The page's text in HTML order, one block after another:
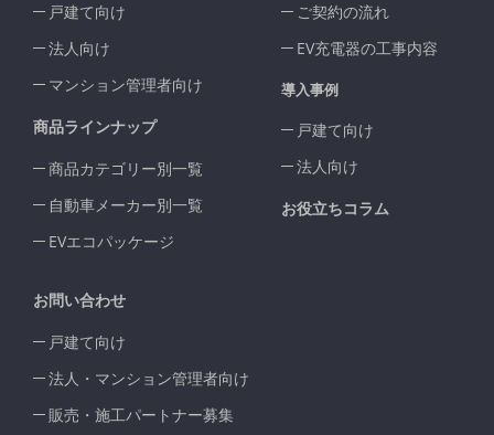
戸建て向け
法人向け
マンション管理者向け
商品ラインナップ
商品カテゴリー別一覧
自動車メーカー別一覧
EVエコパッケージ
ご契約の流れ
EV充電器の工事内容
導入事例
戸建て向け
法人向け
お役立ちコラム
お問い合わせ
戸建て向け
法人・マンション管理者向け
販売・施工パートナー募集